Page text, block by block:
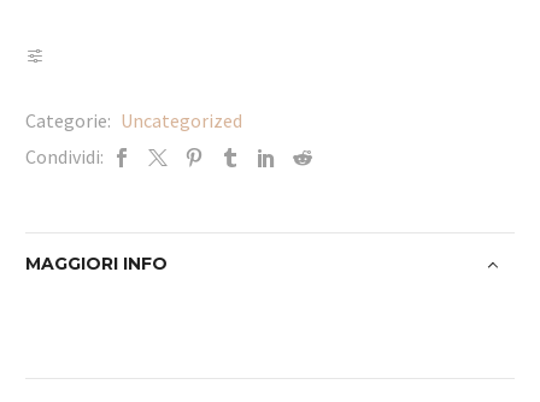
Categorie: Uncategorized
Condividi:
MAGGIORI INFO